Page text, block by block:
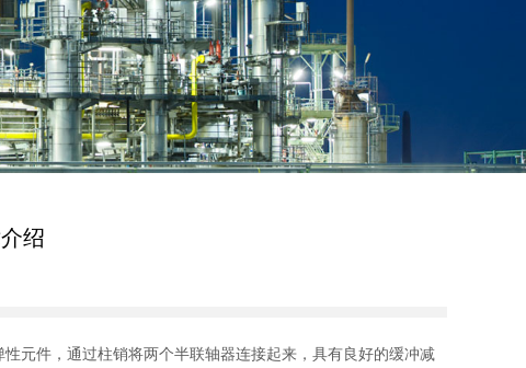
绍
元件，通过柱销将两个半联轴器连接起来，具有良好的缓冲减